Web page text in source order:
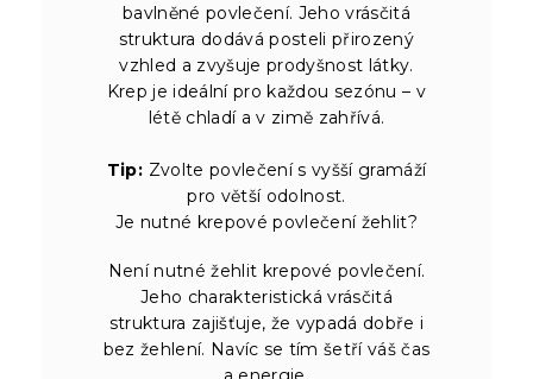
bavlněné povlečení. Jeho vrásčitá
struktura dodává posteli přirozený
vzhled a zvyšuje prodyšnost látky.
Krep je ideální pro každou sezónu – v
létě chladí a v zimě zahřívá.
Tip: Zvolte povlečení s vyšší gramáží
pro větší odolnost.
Je nutné krepové povlečení žehlit?
Není nutné žehlit krepové povlečení.
Jeho charakteristická vrásčitá
struktura zajišťuje, že vypadá dobře i
bez žehlení. Navíc se tím šetří váš čas